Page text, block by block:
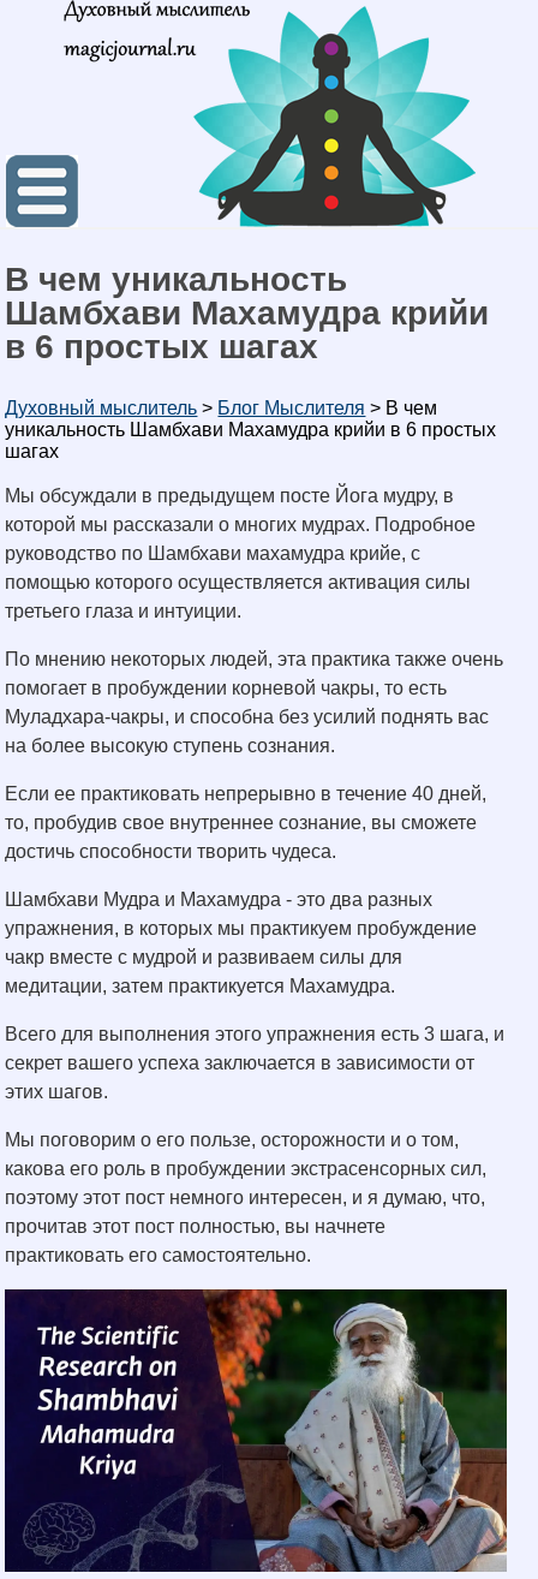
В чем уникальность
Шамбхави Махамудра крийи
в 6 простых шагах
Духовный мыслитель > Блог Мыслителя > В чем
уникальность Шамбхави Махамудра крийи в 6 простых
шагах
Мы обсуждали в предыдущем посте Йога мудру, в
которой мы рассказали о многих мудрах. Подробное
руководство по Шамбхави махамудра крийе, с
помощью которого осуществляется активация силы
третьего глаза и интуиции.
По мнению некоторых людей, эта практика также очень
помогает в пробуждении корневой чакры, то есть
Муладхара-чакры, и способна без усилий поднять вас
на более высокую ступень сознания.
Если ее практиковать непрерывно в течение 40 дней,
то, пробудив свое внутреннее сознание, вы сможете
достичь способности творить чудеса.
Шамбхави Мудра и Махамудра - это два разных
упражнения, в которых мы практикуем пробуждение
чакр вместе с мудрой и развиваем силы для
медитации, затем практикуется Махамудра.
Всего для выполнения этого упражнения есть 3 шага, и
секрет вашего успеха заключается в зависимости от
этих шагов.
Мы поговорим о его пользе, осторожности и о том,
какова его роль в пробуждении экстрасенсорных сил,
поэтому этот пост немного интересен, и я думаю, что,
прочитав этот пост полностью, вы начнете
практиковать его самостоятельно.